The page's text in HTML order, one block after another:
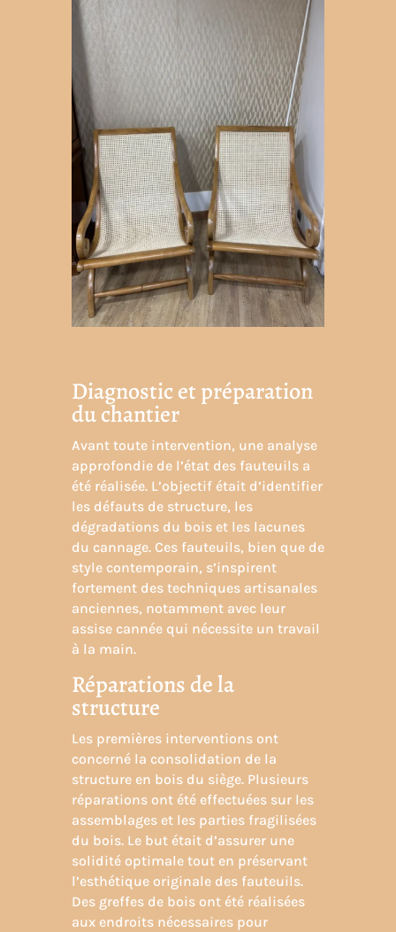
Diagnostic et préparation
du chantier
Avant toute intervention, une analyse
approfondie de l’état des fauteuils a
été réalisée. L’objectif était d’identifier
les défauts de structure, les
dégradations du bois et les lacunes
du cannage. Ces fauteuils, bien que de
style contemporain, s’inspirent
fortement des techniques artisanales
anciennes, notamment avec leur
assise cannée qui nécessite un travail
à la main.
Réparations de la
structure
Les premières interventions ont
concerné la consolidation de la
structure en bois du siège. Plusieurs
réparations ont été effectuées sur les
assemblages et les parties fragilisées
du bois. Le but était d’assurer une
solidité optimale tout en préservant
l’esthétique originale des fauteuils.
Des greffes de bois ont été réalisées
aux endroits nécessaires pour